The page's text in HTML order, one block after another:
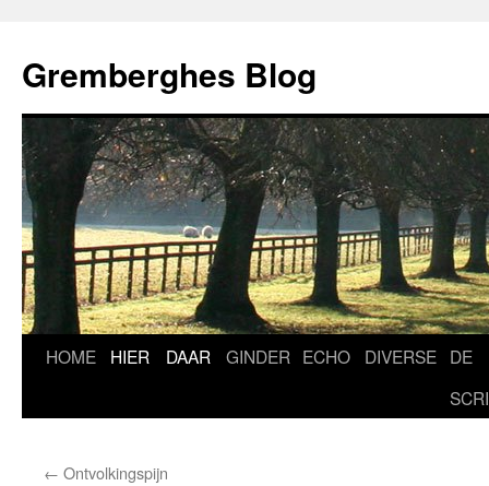
de
inhoud
Gremberghes Blog
HOME HIER DAAR GINDER ECHO DIVERSE DE
← Ontvolkingspijn